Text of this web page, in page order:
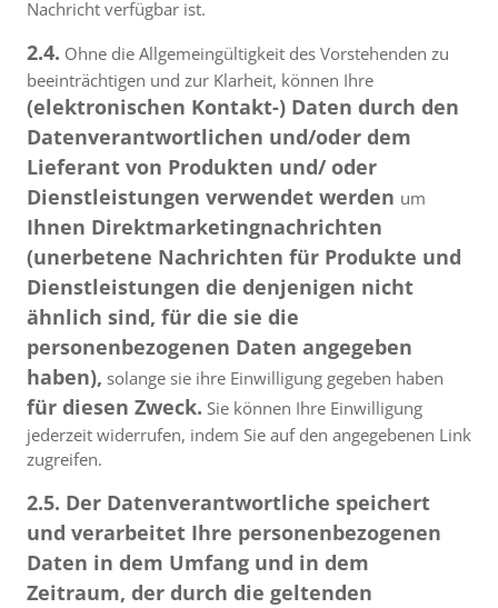
Nachricht verfügbar ist.
2.4. Ohne die Allgemeingültigkeit des Vorstehenden zu
beeinträchtigen und zur Klarheit, können Ihre
(elektronischen Kontakt-) Daten durch den
Datenverantwortlichen und/oder dem
Lieferant von Produkten und/ oder
Dienstleistungen verwendet werden um
Ihnen Direktmarketingnachrichten
(unerbetene Nachrichten für Produkte und
Dienstleistungen die denjenigen nicht
ähnlich sind, für die sie die
personenbezogenen Daten angegeben
haben), solange sie ihre Einwilligung gegeben haben
für diesen Zweck. Sie können Ihre Einwilligung
jederzeit widerrufen, indem Sie auf den angegebenen Link
zugreifen.
2.5. Der Datenverantwortliche speichert
und verarbeitet Ihre personenbezogenen
Daten in dem Umfang und in dem
Zeitraum, der durch die geltenden